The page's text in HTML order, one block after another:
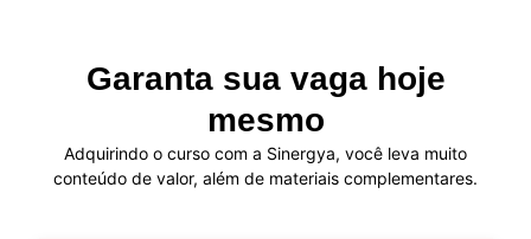
Garanta sua vaga hoje
mesmo
Adquirindo o curso com a Sinergya, você leva muito
conteúdo de valor, além de materiais complementares.